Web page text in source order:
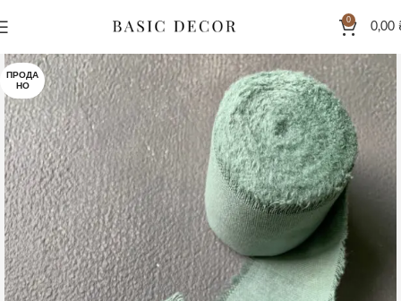
0
0,00
ПРОДА
НО